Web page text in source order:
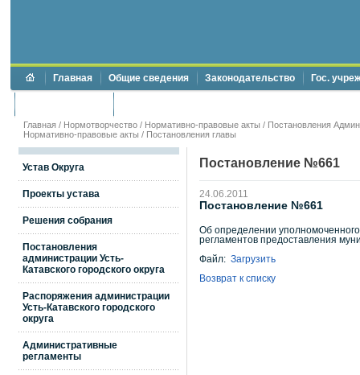
Главная Общие сведения Законодательство Гос.
Главная / Нормотворчество / Нормативно-правовые акты / Постановления
Нормативно-правовые акты / Постановления главы
Устав Округа
Проекты устава
Решения собрания
Постановления
администрации Усть-
Катавского городского округа
Распоряжения администрации
Усть-Катавского городского
округа
Административные
регламенты
Постановление №661
24.06.2011
Постановление №661
Об определении
регламентов предоставления
Файл: Загрузить
Возврат к списку